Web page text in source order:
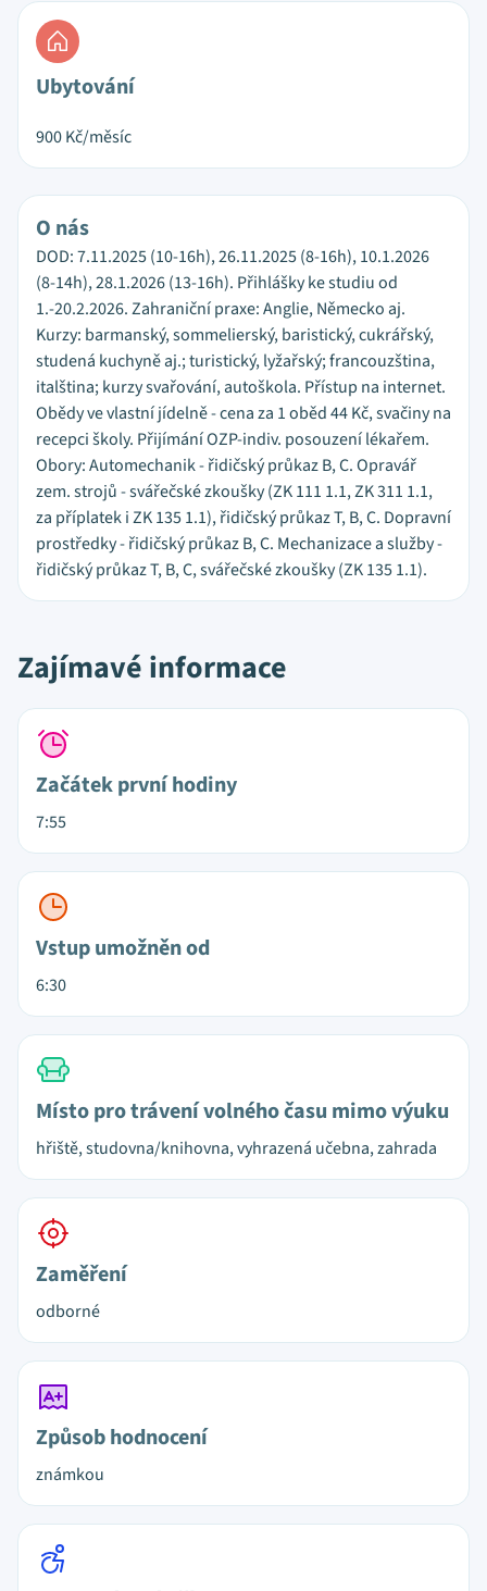
Ubytování
900Kč/měsíc
O nás
DOD: 7.11.2025 (10-16h), 26.11.2025 (8-16h), 10.1.2026
(8-14h), 28.1.2026 (13-16h). Přihlášky ke studiu od
1.-20.2.2026. Zahraniční praxe: Anglie, Německo aj.
Kurzy: barmanský, sommelierský, baristický, cukrářský,
studená kuchyně aj.; turistický, lyžařský; francouzština,
italština; kurzy svařování, autoškola. Přístup na internet.
Obědy ve vlastní jídelně - cena za 1 oběd 44 Kč, svačiny na
recepci školy. Přijímání OZP-indiv. posouzení lékařem.
Obory: Automechanik - řidičský průkaz B, C. Opravář
zem. strojů - svářečské zkoušky (ZK 111 1.1, ZK 311 1.1,
za příplatek i ZK 135 1.1), řidičský průkaz T, B, C. Dopravní
prostředky - řidičský průkaz B, C. Mechanizace a služby -
řidičský průkaz T, B, C, svářečské zkoušky (ZK 135 1.1).
Zajímavé informace
Začátek první hodiny
7:55
Vstup umožněn od
6:30
Místo pro trávení volného času mimo výuku
hřiště, studovna/knihovna, vyhrazená učebna, zahrada
Zaměření
odborné
Způsob hodnocení
známkou